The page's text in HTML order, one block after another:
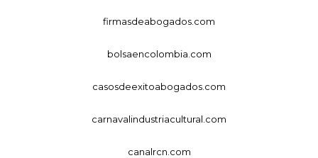
firmasdeabogados.com
bolsaencolombia.com
casosdeexitoabogados.com
carnavalindustriacultural.com
canalrcn.com